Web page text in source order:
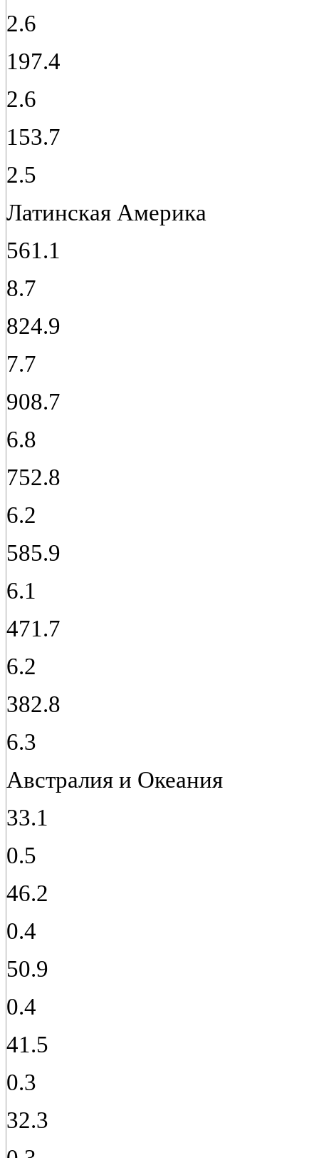
2.6
197.4
2.6
153.7
2.5
Латинская Америка
561.1
8.7
824.9
7.7
908.7
6.8
752.8
6.2
585.9
6.1
471.7
6.2
382.8
6.3
Австралия и Океания
33.1
0.5
46.2
0.4
50.9
0.4
41.5
0.3
32.3